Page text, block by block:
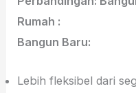
Rumah :
Bangun Baru:
Lebih fleksibel dari